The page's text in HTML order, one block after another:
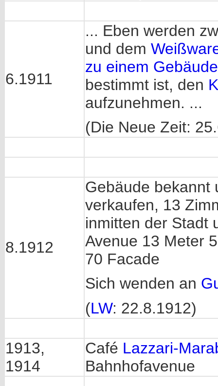
6.1911
... Eben werden
und dem
zu einem
bestimmt ist, den
aufzunehmen. ...
(Die Neue Zeit:
8.1912
Gebäude
verkaufen, 13
inmitten der Stadt
Avenue 13 Meter
70 Facade
Sich wenden an
(LW: 22.8.1912)
1913,
1914
Café Lazzari-
Bahnhofavenue